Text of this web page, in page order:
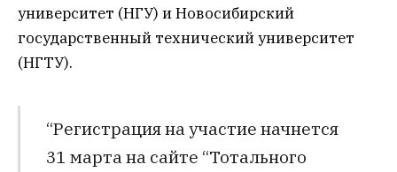
университет (НГУ) и Новосибирский
государственный технический университет
(НГТУ).
“Регистрация на участие начнется
31 марта на сайте “Тотального